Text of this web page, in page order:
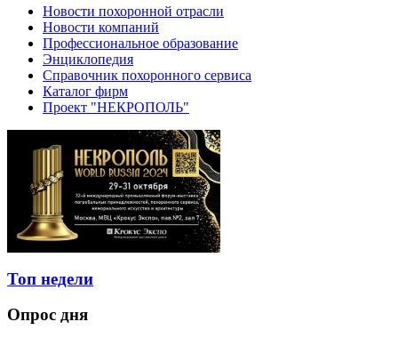
Новости похоронной отрасли
Новости компаний
Профессиональное образование
Энциклопедия
Справочник похоронного сервиса
Каталог фирм
Проект "НЕКРОПОЛЬ"
Топ недели
Опрос дня